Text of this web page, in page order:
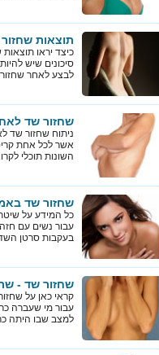
תוצאות שחזור
כיצד יראו
סיכונים שיש
לבצע לאחר
שחזור שד
ניתוח שחזור שד
אשר לכל אחת
השונות תוכלי
שחזור שד
כל המידע על
עבור נשים עם
בעקבות סרטן השד
שחזור שד -
קראי כאן על
עבור מי שעברה
למצב שבו היתה